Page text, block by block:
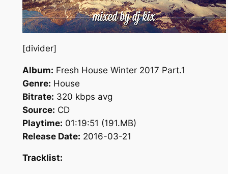
[divider]
Album: Fresh House Winter 2017 Part.1
Genre: House
Bitrate: 320 kbps avg
Source: CD
Playtime: 01:19:51 (191.MB)
Release Date: 2016-03-21
Tracklist: